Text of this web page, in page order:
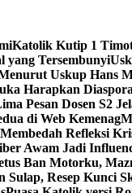
Katolik Kutip 1
yang Tersembunyi
Uskup Hans
Harapkan
Pesan Dosen S2
di Web Kemenag
Membedah Refleksi
Awam Jadi
Ban Motorku,
Sulap, Resep Kunci